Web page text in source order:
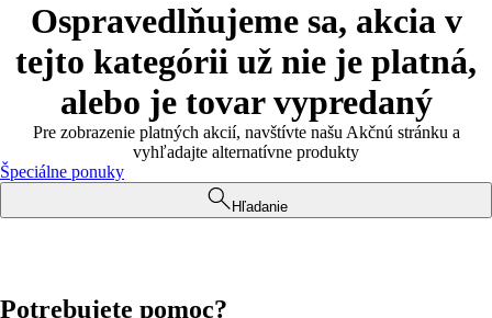
Ospravedlňujeme sa, akcia v
tejto kategórii už nie je platná,
alebo je tovar vypredaný
Pre zobrazenie platných akcií, navštívte našu Akčnú stránku a
vyhľadajte alternatívne produkty
Špeciálne ponuky
Hľadanie
Potrebujete pomoc?